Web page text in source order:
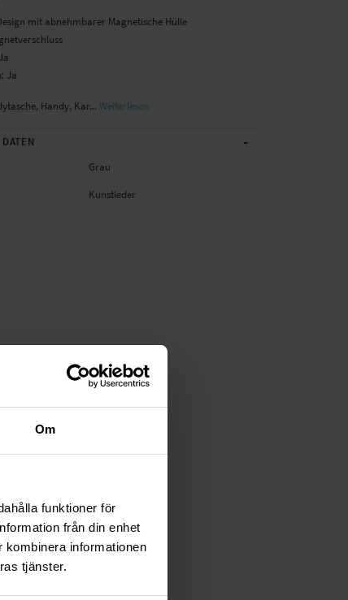
Om
funktioner för
från din enhet
informationen
tjänster.
mit abnehmbarer Magnetische Hülle
Ja
Handy, Kar... Weiterlesen
-
Grau
Kunstleder